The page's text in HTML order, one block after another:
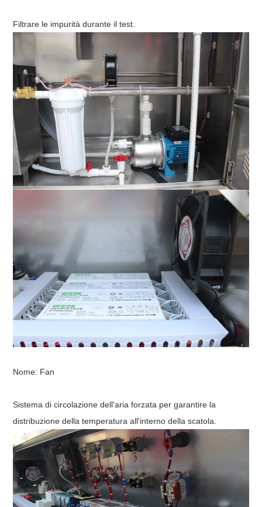
Filtrare le impurità durante il test.
Nome: Fan
Sistema di circolazione dell'aria forzata per garantire la
distribuzione della temperatura all'interno della scatola.